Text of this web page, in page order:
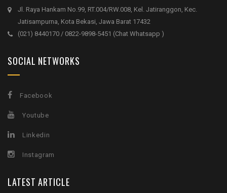
Jl. Raya Hankam No.99, RT.004/RW.008, Kel. Jatiranggon, Kec.
Jatisampurna, Kota Bekasi, Jawa Barat 17432
(021) 8440170 / 0822-9898-5451 (Chat Whatsapp )
SOCIAL NETWORKS
Facebook
Youtube
Linkedin
Instagram
LATEST ARTICLE